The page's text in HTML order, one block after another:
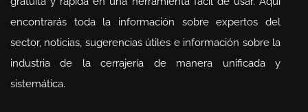
encontrarás toda la información sobre expertos del
sector, noticias, sugerencias útiles e información sobre la
industria de la cerrajería de manera unificada y
sistemática.